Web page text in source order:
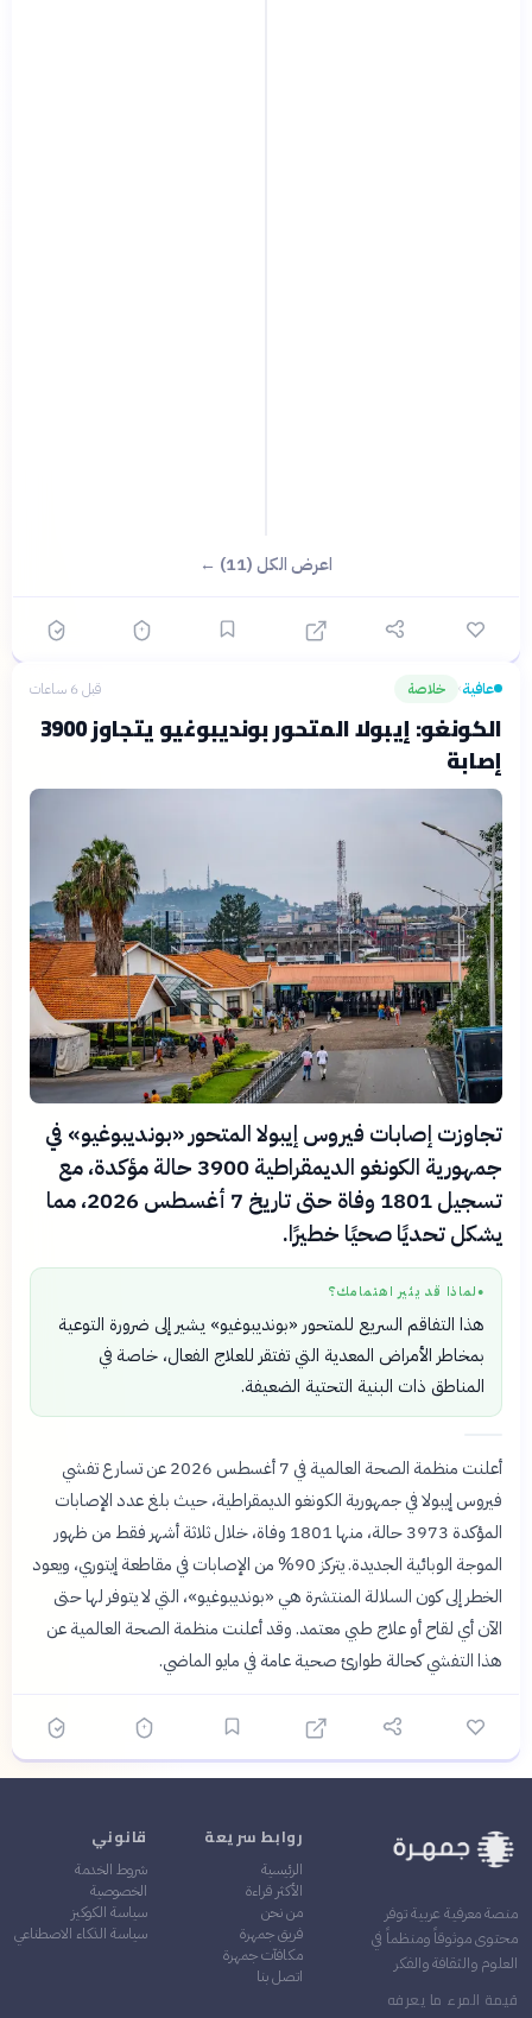
اعرض الكل (11) ←
عافية› خلاصة قبل 6 ساعات
الكونغو: إيبولا المتحور بونديبوغيو يتجاوز 3900
إصابة
تجاوزت إصابات فيروس إيبولا المتحور «بونديبوغيو» في
جمهورية الكونغو الديمقراطية 3900 حالة مؤكدة، مع
تسجيل 1801 وفاة حتى تاريخ 7 أغسطس 2026، مما
يشكل تحديًا صحيًا خطيرًا.
● لماذا قد يثير اهتمامك؟
هذا التفاقم السريع للمتحور «بونديبوغيو» يشير إلى ضرورة التوعية
بمخاطر الأمراض المعدية التي تفتقر للعلاج الفعال، خاصة في
المناطق ذات البنية التحتية الضعيفة.
أعلنت منظمة الصحة العالمية في 7 أغسطس 2026 عن تسارع تفشي
فيروس إيبولا في جمهورية الكونغو الديمقراطية، حيث بلغ عدد الإصابات
المؤكدة 3973 حالة، منها 1801 وفاة، خلال ثلاثة أشهر فقط من ظهور
الموجة الوبائية الجديدة. يتركز 90% من الإصابات في مقاطعة إيتوري، ويعود
الخطر إلى كون السلالة المنتشرة هي «بونديبوغيو»، التي لا يتوفر لها حتى
الآن أي لقاح أو علاج طبي معتمد. وقد أعلنت منظمة الصحة العالمية عن
هذا التفشي كحالة طوارئ صحية عامة في مايو الماضي.
منصة معرفية عربية توفر
محتوى موثوقاً ومنظماً في
العلوم والثقافة والفكر
قيمة المرء ما يعرفه
روابط سريعة
الرئيسية
الأكثر قراءة
من نحن
فريق جمهرة
مكافآت جمهرة
اتصل بنا
قانوني
شروط الخدمة
الخصوصية
سياسة الكوكيز
سياسة الذكاء الاصطناعي